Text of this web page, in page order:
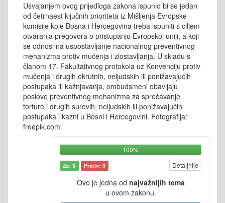
Usvajanjem ovog prijedloga zakona ispunio bi se jedan
od četrnaest ključnih prioriteta iz Mišljenja Evropske
komisije koje Bosna i Hercegovina treba ispuniti s ciljem
otvaranja pregovora o pristupanju Evropskoj uniji, a koji
se odnosi na uspostavljanje nacionalnog preventivnog
mehanizma protiv mučenja i zlostavljanja. U skladu s
članom 17. Fakultativnog protokola uz Konvenciju protiv
mučenja i drugih okrutnih, neljudskih ili ponižavajućih
postupaka ili kažnjavanja, ombudsmeni obavljaju
poslove preventivnog mehanizma za sprečavanje
torture i drugih surovih, neljudskih ili ponižavajućih
postupaka i kazni u Bosni i Hercegovini. Fotografija:
freepik.com
100%
Za: 3 Protiv: 0 Detaljnije
Ovo je jedna od najvažnijih tema
u ovom zakonu.